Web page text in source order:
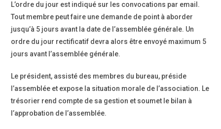
L’ordre du jour est indiqué sur les convocations par email.
Tout membre peut faire une demande de point à aborder
jusqu’à 5 jours avant la date de l’assemblée générale. Un
ordre du jour rectificatif devra alors être envoyé maximum 5
jours avant l’assemblée générale.
Le président, assisté des membres du bureau, préside
l’assemblée et expose la situation morale de l’association. Le
trésorier rend compte de sa gestion et soumet le bilan à
l’approbation de l’assemblée.